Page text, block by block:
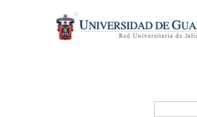
contenido
principal
Buscar